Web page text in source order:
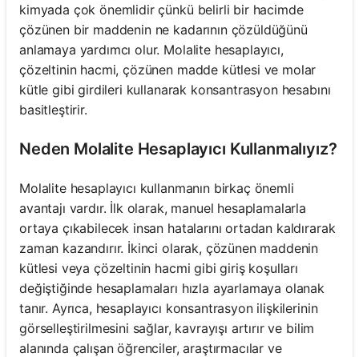
kimyada çok önemlidir çünkü belirli bir hacimde
çözünen bir maddenin ne kadarının çözüldüğünü
anlamaya yardımcı olur. Molalite hesaplayıcı,
çözeltinin hacmi, çözünen madde kütlesi ve molar
kütle gibi girdileri kullanarak konsantrasyon hesabını
basitleştirir.
Neden Molalite Hesaplayıcı Kullanmalıyız?
Molalite hesaplayıcı kullanmanın birkaç önemli
avantajı vardır. İlk olarak, manuel hesaplamalarla
ortaya çıkabilecek insan hatalarını ortadan kaldırarak
zaman kazandırır. İkinci olarak, çözünen maddenin
kütlesi veya çözeltinin hacmi gibi giriş koşulları
değiştiğinde hesaplamaları hızla ayarlamaya olanak
tanır. Ayrıca, hesaplayıcı konsantrasyon ilişkilerinin
görselleştirilmesini sağlar, kavrayışı artırır ve bilim
alanında çalışan öğrenciler, araştırmacılar ve